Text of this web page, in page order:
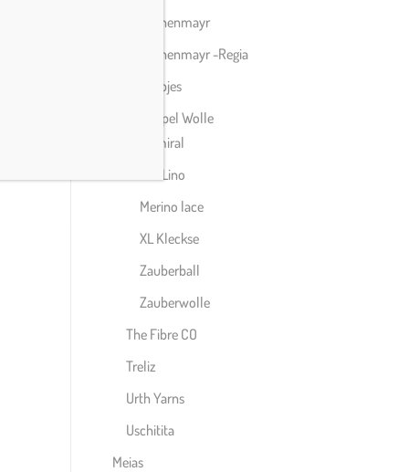
Schachenmayr
Schachenmayr -Regia
Scheepjes
Schoppel Wolle
Admiral
Alb Lino
Merino lace
XL Kleckse
Zauberball
Zauberwolle
The Fibre CO
Treliz
Urth Yarns
Uschitita
Meias